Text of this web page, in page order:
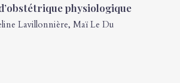
physiologique
Lavillonnière,Maï Le Du